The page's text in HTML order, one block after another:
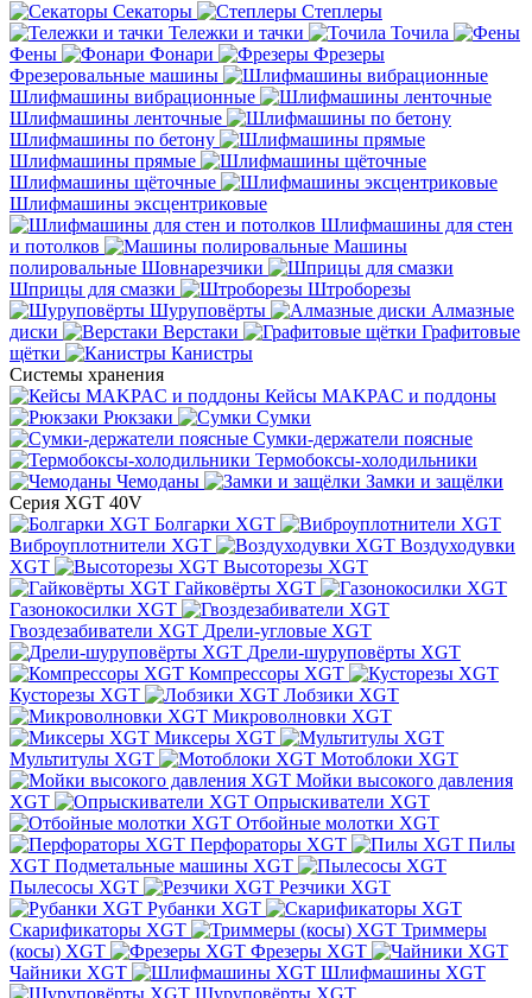
Секаторы
Степлеры
Тележки и тачки
Точила
Фены
Фонари
Фрезеры
Фрезеровальные машины
Шлифмашины вибрационные
Шлифмашины ленточные
Шлифмашины по бетону
Шлифмашины прямые
Шлифмашины щёточные
Шлифмашины эксцентриковые
Шлифмашины для стен
и потолков
Машины
полировальные Шовнарезчики
Шприцы для смазки
Штроборезы
Шуруповёрты
Алмазные
диски
Верстаки
Графитовые
щётки
Канистры
Системы хранения
Кейсы MAKPAC и поддоны
Рюкзаки
Сумки
Сумки-держатели поясные
Термобоксы-холодильники
Чемоданы
Замки и защёлки
Серия XGT 40V
Болгарки XGT
Виброуплотнители XGT
Воздуходувки
XGT
Высоторезы XGT
Гайковёрты XGT
Газонокосилки XGT
Гвоздезабиватели XGT Дрели-угловые XGT
Дрели-шуруповёрты XGT
Компрессоры XGT
Кусторезы XGT
Лобзики XGT
Микроволновки XGT
Миксеры XGT
Мультитулы XGT
Мотоблоки XGT
Мойки высокого давления
XGT
Опрыскиватели XGT
Отбойные молотки XGT
Перфораторы XGT
Пилы
XGT Подметальные машины XGT
Пылесосы XGT
Резчики XGT
Рубанки XGT
Скарификаторы XGT
Триммеры
(косы) XGT
Фрезеры XGT
Чайники XGT
Шлифмашины XGT
Шуруповёрты XGT